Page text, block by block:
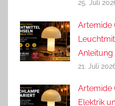
25. Juli
Artemide
Anleitung
21. Juli
Artemide
Elektrik